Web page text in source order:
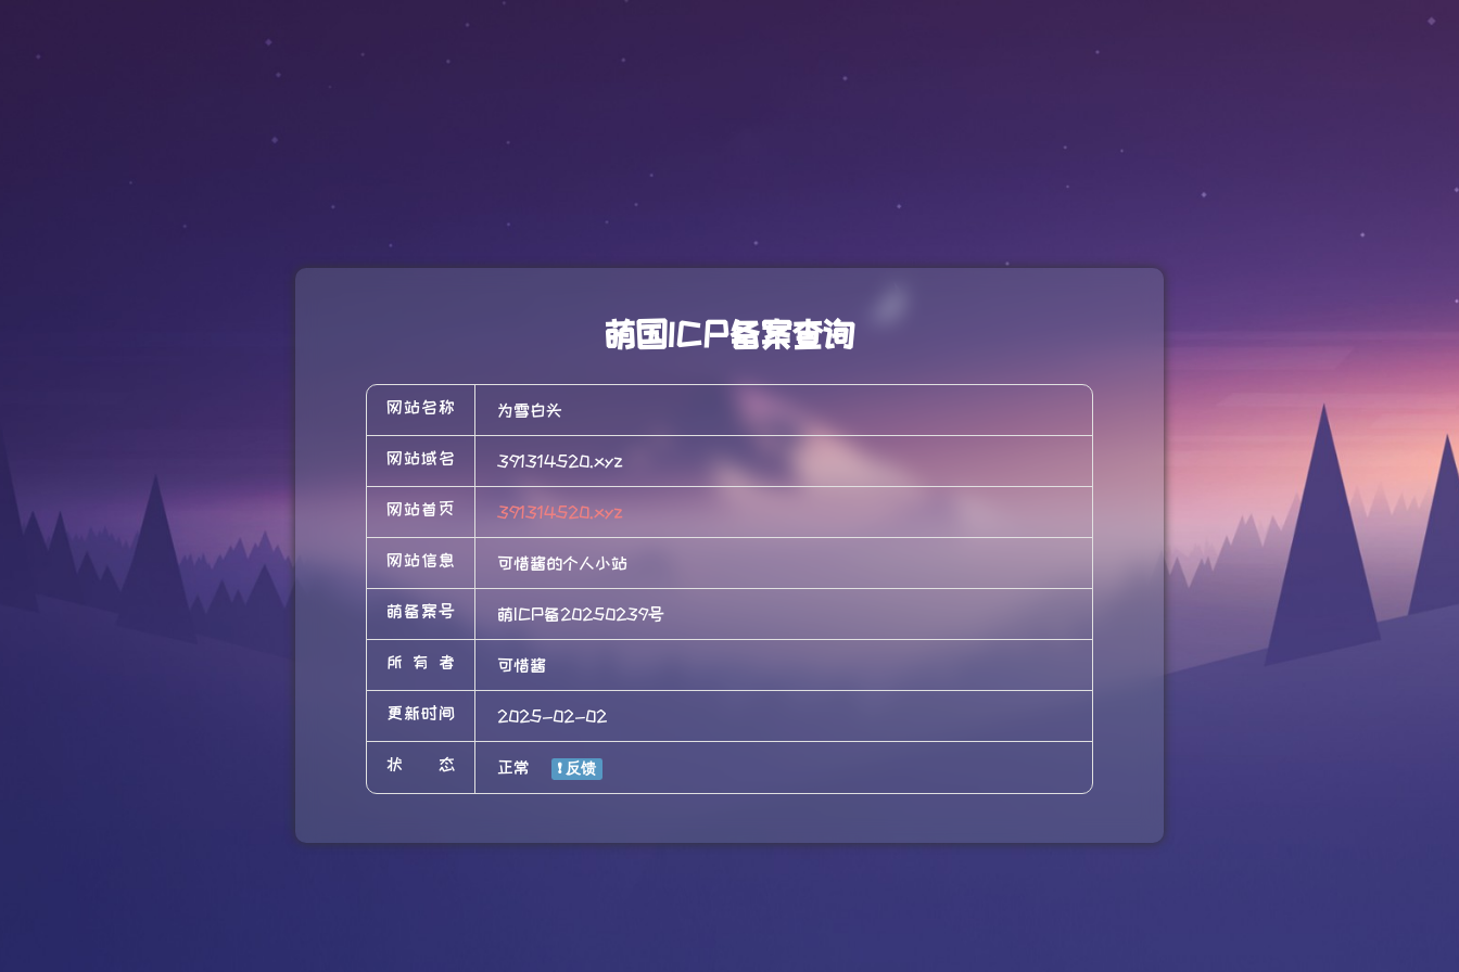
萌国ICP备案查询
网站名称 为雪白头
网站域名 391314520.xyz
网站首页 391314520.xyz
网站信息 可惜酱的个人小站
萌备案号 萌ICP备20250239号
所有者 可惜酱
更新时间 2025-02-02
状态 正常